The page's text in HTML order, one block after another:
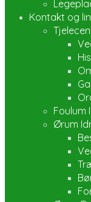
Kontakt og
Foulum
Ørum